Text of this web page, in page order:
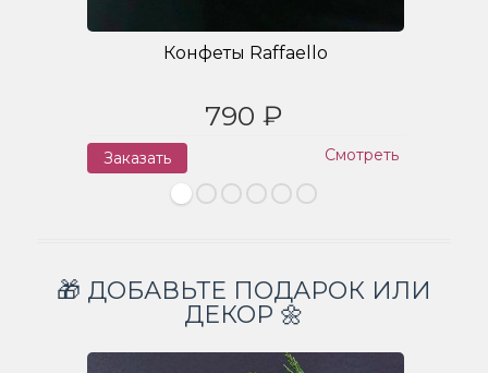
Конфеты Raffaello
790 ₽
Заказать Смотреть
🎁 ДОБАВЬТЕ ПОДАРОК ИЛИ
ДЕКОР 🌼